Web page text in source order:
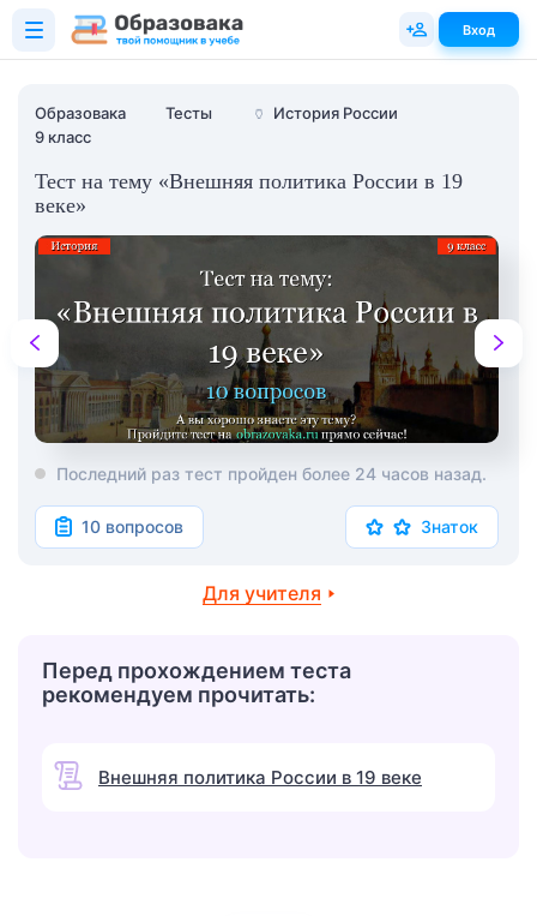
Образовака Тесты 🏺
История России
9 класс
Тест на тему «Внешняя политика России в 19
веке»
Последний раз тест пройден более 24 часов назад.
10 вопросов Знаток
Для учителя
Перед прохождением теста
рекомендуем прочитать:
Внешняя политика России в 19 веке
Вход